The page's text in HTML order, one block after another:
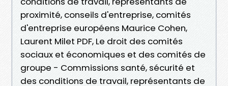
proximité, conseils d'entreprise, comités
d'entreprise européens Maurice Cohen,
Laurent Milet PDF, Le droit des comités
sociaux et économiques et des comités de
groupe - Commissions santé, sécurité et
des conditions de travail, représentants de